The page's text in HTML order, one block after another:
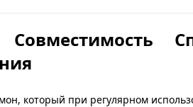
Совместимость
который при регулярном